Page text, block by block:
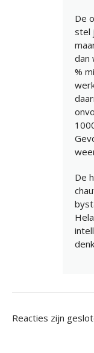
De
stel
dan
%
De
Reacties zijn